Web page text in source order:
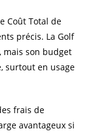
Coût Total de
précis. La Golf
son budget
surtout en usage
frais de
avantageux si